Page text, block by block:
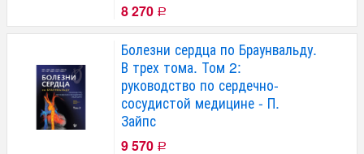
8 270 Р
Болезни сердца по Браунвальду.
В трех тома. Том 2:
руководство по сердечно-
сосудистой медицине - П.
Зайпс
9 570 Р